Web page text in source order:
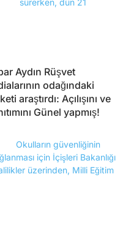
Aydın Rüşvet
odağındaki
araştırdı: Açılışını ve
Günel yapmış!